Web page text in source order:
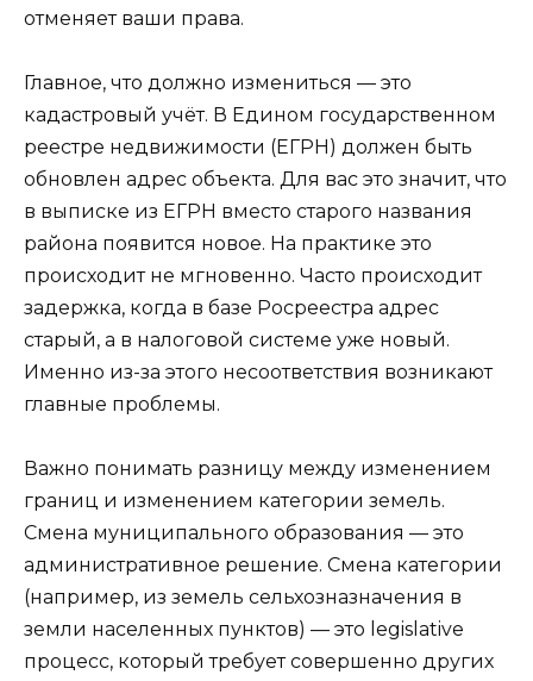
отменяет ваши права.
Главное, что должно измениться — это
кадастровый учёт. В Едином государственном
реестре недвижимости (ЕГРН) должен быть
обновлен адрес объекта. Для вас это значит, что
в выписке из ЕГРН вместо старого названия
района появится новое. На практике это
происходит не мгновенно. Часто происходит
задержка, когда в базе Росреестра адрес
старый, а в налоговой системе уже новый.
Именно из-за этого несоответствия возникают
главные проблемы.
Важно понимать разницу между изменением
границ и изменением категории земель.
Смена муниципального образования — это
административное решение. Смена категории
(например, из земель сельхозназначения в
земли населенных пунктов) — это legislative
процесс, который требует совершенно других